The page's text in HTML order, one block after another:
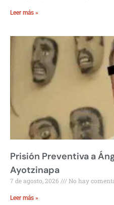
Leer más »
Prisión Preventiva a
Ayotzinapa
7 de agosto, 2026 No hay
Leer más »